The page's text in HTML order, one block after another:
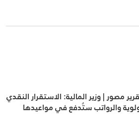
مصور | وزير المالية: الاستقرار النقدي
والرواتب ستُدفع في مواعيدها